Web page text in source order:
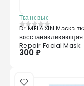
Тканевые
0из 5
Dr.MELAXIN Маска
Repair Facial Mask
300 ₽